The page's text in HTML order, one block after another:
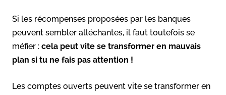
Si les récompenses proposées par les banques
peuvent sembler alléchantes, il faut toutefois se
méfier : cela peut vite se transformer en mauvais
plan si tu ne fais pas attention !
Les comptes ouverts peuvent vite se transformer en